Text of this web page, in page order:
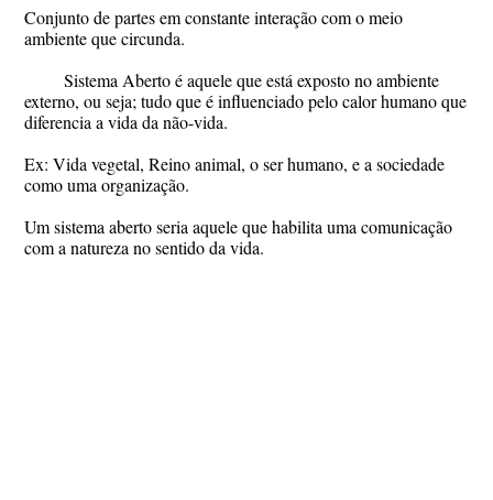
Conjunto de partes em constante interação com o meio
ambiente que circunda.
Sistema Aberto é aquele que está exposto no ambiente
externo, ou seja; tudo que é influenciado pelo calor humano que
diferencia a vida da não-vida.
Ex: Vida vegetal, Reino animal, o ser humano, e a sociedade
como uma organização.
Um sistema aberto seria aquele que habilita uma comunicação
com a natureza no sentido da vida.